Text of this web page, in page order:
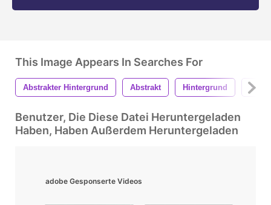
This Image Appears In Searches For
Abstrakter Hintergrund Abstrakt Hintergrund
Benutzer, Die Diese Datei Heruntergeladen
Haben, Haben Außerdem Heruntergeladen
adobe Gesponserte Videos